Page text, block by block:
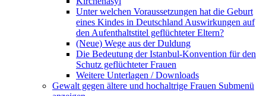
Unter welchen Voraussetzungen hat die Geburt
eines Kindes in Deutschland Auswirkungen auf
den Aufenthaltstitel geflüchteter Eltern?
(Neue) Wege aus der Duldung
Die Bedeutung der Istanbul-Konvention für den
Schutz geflüchteter Frauen
Weitere Unterlagen / Downloads
Gewalt gegen ältere und hochaltrige Frauen Submenü